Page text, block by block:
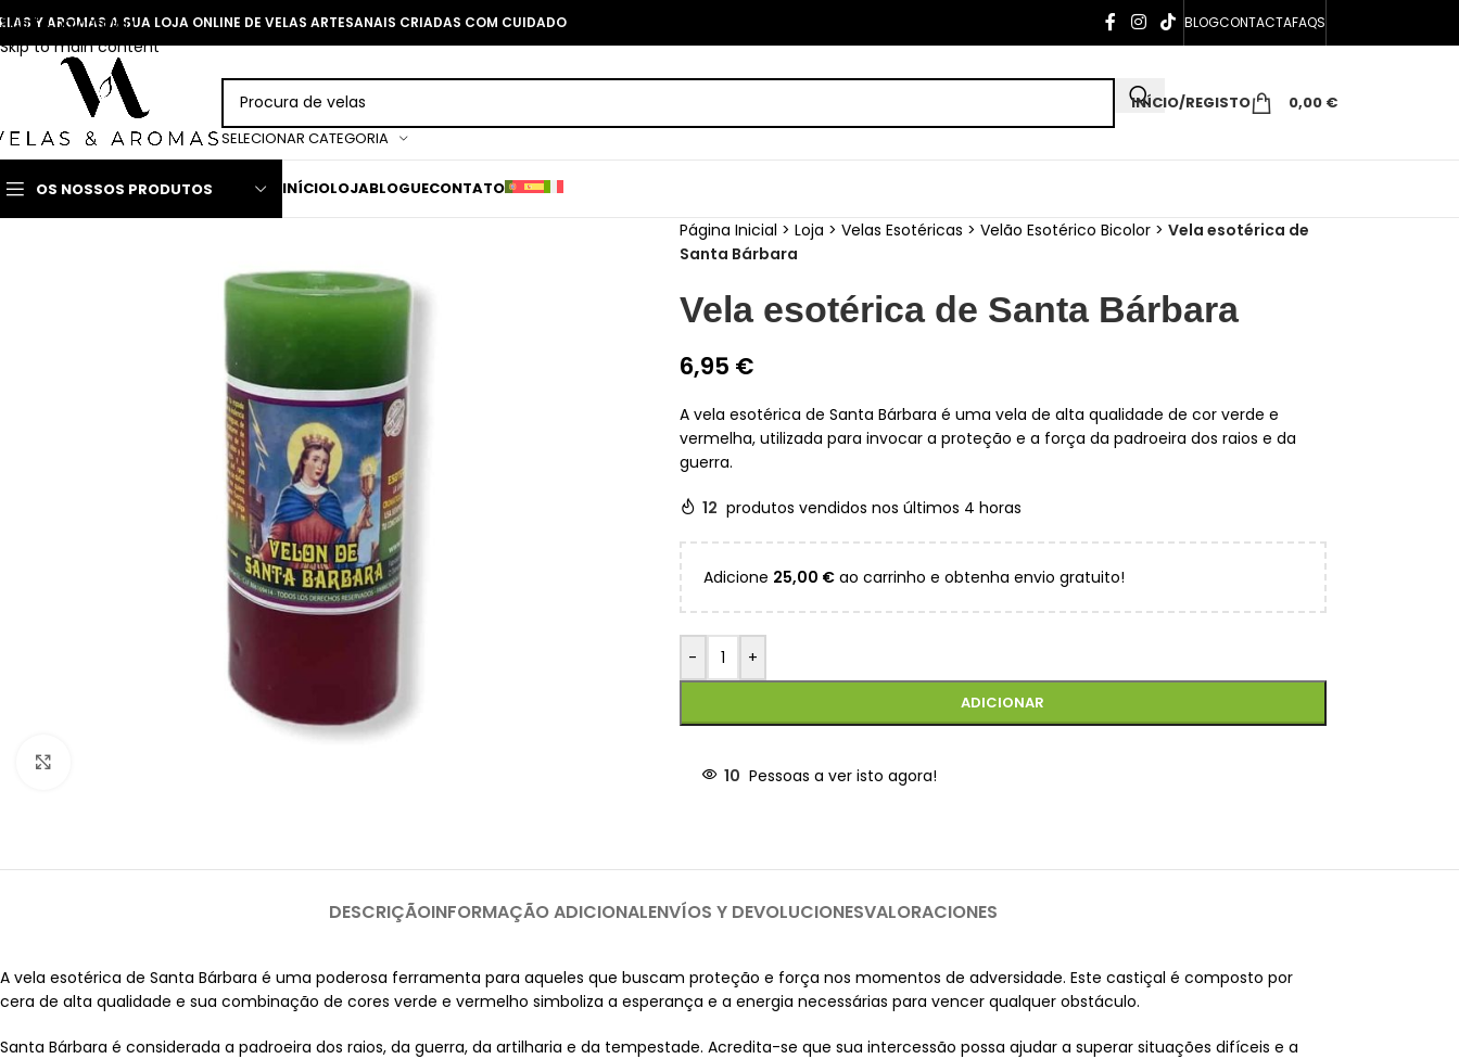
Skip to navigation
Skip to main content
Y AROMAS A SUA LOJA ONLINE DE VELAS ARTESANAIS CRIADAS COM CUIDADO BLOGCONTACTAFAQS
SELECIONAR CATEGORIA
INÍCIO/REGISTO 0,00 €
OS NOSSOS PRODUTOS INÍCIOLOJABLOGUECONTATO
Página Inicial > Loja > Velas Esotéricas > Velão Esotérico Bicolor> Vela esotérica de
Santa Bárbara
Vela esotérica de Santa Bárbara
6,95 €
A vela esotérica de Santa Bárbara é uma vela de alta qualidade de cor verde e
vermelha, utilizada para invocar a proteção e a força da padroeira dos raios e da
guerra.
12 produtos vendidos nos últimos 4 horas
Adicione 25,00 €ao carrinho e obtenha envio gratuito!
- +
ADICIONAR
10 Pessoas a ver isto agora!
DESCRIÇÃOINFORMAÇÃO ADICIONALENVÍOS Y DEVOLUCIONESVALORACIONES
A vela esotérica de Santa Bárbara é uma poderosa ferramenta para aqueles que buscam proteção e força nos momentos de adversidade. Este castiçal é composto por
cera de alta qualidade e sua combinação de cores verde e vermelho simboliza a esperança e a energia necessárias para vencer qualquer obstáculo.
Santa Bárbara é considerada a padroeira dos raios, da guerra, da artilharia e da tempestade. Acredita-se que sua intercessão possa ajudar a superar situações difíceis e a